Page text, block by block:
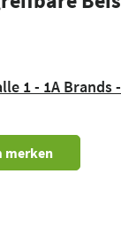
1 - 1A Brands
merken